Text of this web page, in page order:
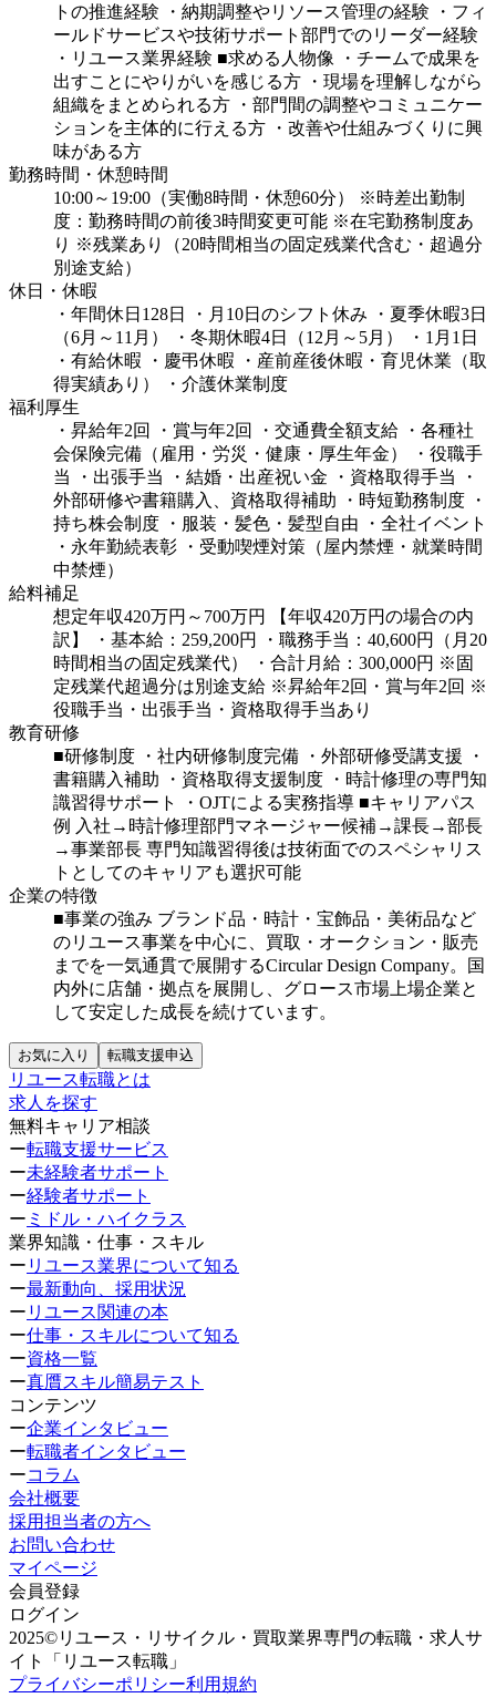
トの推進経験
・納期調整やリソース管理の経験
・フィ
ールドサービスや技術サポート部門でのリーダー経験
・リユース業界経験 ■求める人物像
・チームで成果を
出すことにやりがいを感じる方
・現場を理解しながら
組織をまとめられる方
・部門間の調整やコミュニケー
ションを主体的に行える方
・改善や仕組みづくりに興
味がある方
勤務時間・休憩時間
10:00～19:00（実働8時間・休憩60分）
※時差出勤制
度：勤務時間の前後3時間変更可能 ※在宅勤務制度あ
り ※残業あり（20時間相当の固定残業代含む・超過分
別途支給）
休日・休暇
・年間休日128日
・月10日のシフト休み
・夏季休暇3日
（6月～11月）
・冬期休暇4日（12月～5月）
・1月1日
・有給休暇
・慶弔休暇
・産前産後休暇・育児休業（取
得実績あり）
・介護休業制度
福利厚生
・昇給年2回
・賞与年2回 ・交通費全額支給
・各種社
会保険完備（雇用・労災・健康・厚生年金）
・役職手
当
・出張手当 ・結婚・出産祝い金 ・資格取得手当
・
外部研修や書籍購入、資格取得補助
・時短勤務制度
・
持ち株会制度
・服装・髪色・髪型自由
・全社イベント
・永年勤続表彰
・受動喫煙対策（屋内禁煙・就業時間
中禁煙）
給料補足
想定年収420万円～700万円
【年収420万円の場合の内
訳】
・基本給：259,200円
・職務手当：40,600円（月20
時間相当の固定残業代）
・合計月給：300,000円 ※固
定残業代超過分は別途支給 ※昇給年2回・賞与年2回 ※
役職手当・出張手当・資格取得手当あり
教育研修
■研修制度
・社内研修制度完備 ・外部研修受講支援
・
書籍購入補助
・資格取得支援制度
・時計修理の専門知
識習得サポート
・OJTによる実務指導 ■キャリアパス
例 入社→時計修理部門マネージャー候補→課長→部長
→事業部長 専門知識習得後は技術面でのスペシャリス
トとしてのキャリアも選択可能
企業の特徴
■事業の強み ブランド品・時計・宝飾品・美術品など
のリユース事業を中心に、買取・オークション・販売
までを一気通貫で展開するCircular Design Company。国
内外に店舗・拠点を展開し、グロース市場上場企業と
して安定した成長を続けています。
お気に入り 転職支援申込
リユース転職とは
求人を探す
無料キャリア相談
ー転職支援サービス
ー未経験者サポート
ー経験者サポート
ー ミドル・ハイクラス
業界知識・仕事・スキル
ー リユース業界について知る
ー最新動向、採用状況
ー リユース関連の本
ー仕事・スキルについて知る
ー資格一覧
ー真贋スキル簡易テスト
コンテンツ
ー企業インタビュー
ー転職者インタビュー
ーコラム
会社概要
採用担当者の方へ
お問い合わせ
マイページ
会員登録
ログイン
2025©リユース・リサイクル・買取業界専門の転職・求人サ
イト「リユース転職」
プライバシーポリシー利用規約